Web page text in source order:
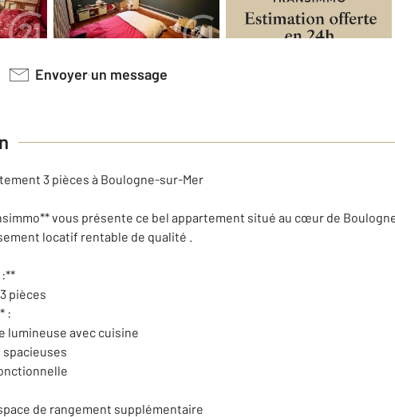
Envoyer un message
3 pièces à Boulogne-sur-Mer
vous présente ce bel appartement situé au cœur de
locatif rentable de qualité .
pièces
:
lumineuse avec cuisine
spacieuses
de rangement supplémentaire